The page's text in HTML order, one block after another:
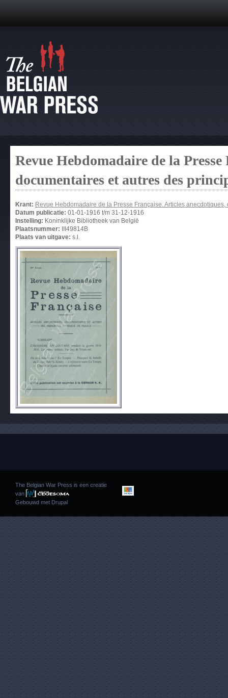
Revue Hebdomadaire de la
documentaires et autres des
Krant: Revue Hebdomadaire de la Presse Française. Articles
Datum publicatie: 01-01-1916 t/m 31-12-1916
Instelling: Koninklijke Bibliotheek van België
Plaatsnummer:
III49814B
Plaats van uitgave: s.l.
The Belgian War Press is een creatie
van
Gebouwd met Drupal